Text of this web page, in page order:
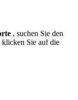
, suchen Sie den
klicken Sie auf die